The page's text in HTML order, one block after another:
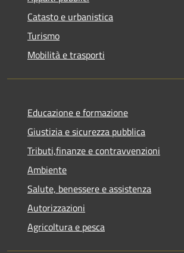
Catasto e urbanistica
Turismo
Mobilità e trasporti
Educazione e formazione
Giustizia e sicurezza pubblica
Tributi,finanze e contravvenzioni
Ambiente
Salute, benessere e assistenza
Autorizzazioni
Agricoltura e pesca